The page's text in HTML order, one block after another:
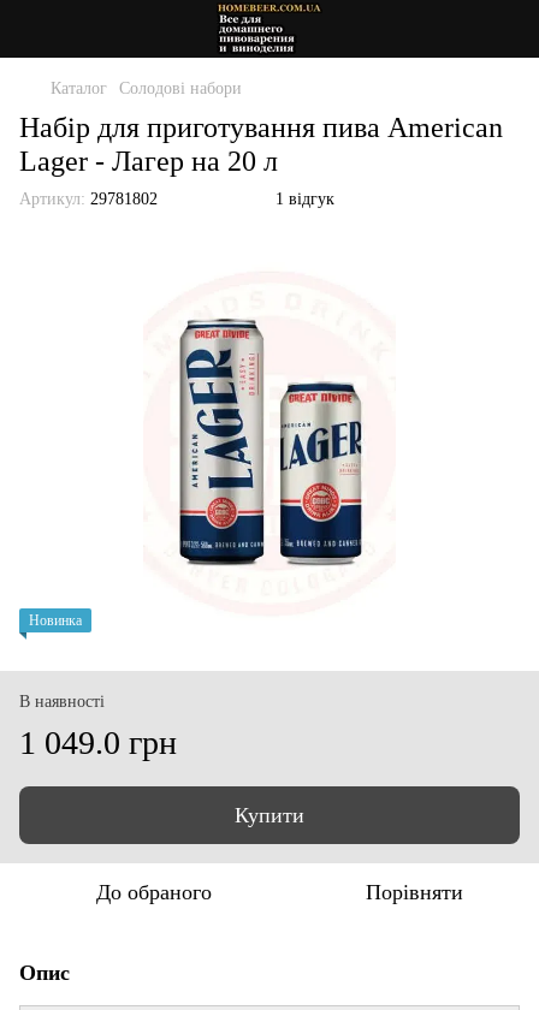
Каталог Солодові набори
Набір для приготування пива American
Lager - Лагер на 20 л
Артикул: 29781802 1 відгук
Новинка
В наявності
1 049.0 грн
Купити
До обраного Порівняти
Опис